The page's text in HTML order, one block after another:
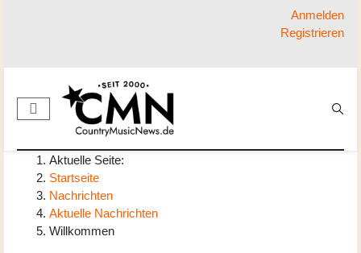
Anmelden
Registrieren
Aktuelle Seite:
Startseite
Nachrichten
Aktuelle Nachrichten
Willkommen